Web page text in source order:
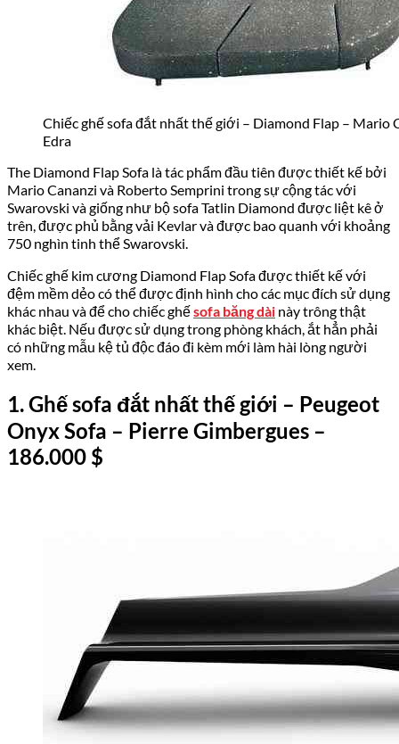
Chiếc ghế sofa đắt nhất thế giới – Diamond Flap – Mario
Edra
The Diamond Flap Sofa là tác phẩm đầu tiên được thiết kế bởi
Mario Cananzi và Roberto Semprini trong sự cộng tác với
Swarovski và giống như bộ sofa Tatlin Diamond được liệt kê ở
trên, được phủ bằng vải Kevlar và được bao quanh với khoảng
750 nghìn tinh thể Swarovski.
Chiếc ghế kim cương Diamond Flap Sofa được thiết kế với
đệm mềm dẻo có thể được định hình cho các mục đích sử dụng
khác nhau và để cho chiếc ghếsofa băng dài này trông thật
khác biệt. Nếu được sử dụng trong phòng khách, ắt hẳn phải
có những mẫu kệ tủ độc đáo đi kèm mới làm hài lòng người
xem.
1. Ghế sofa đắt nhất thế giới – Peugeot
Onyx Sofa – Pierre Gimbergues –
186.000 $